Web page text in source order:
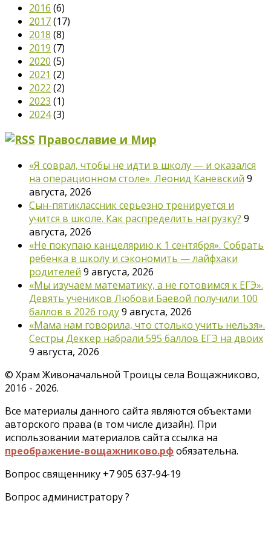
2016 (6)
2017(17)
2018 (8)
2019 (7)
2020 (5)
2021 (2)
2022 (2)
2023 (1)
2024(3)
Православие и Мир
«Я соврал, чтобы не идти в школу — и оказался
на операционном столе». Леонид Каневский 9
августа, 2026
Сын-пятиклассник серьезно тренируется и
учится в школе. Как распределить нагрузку? 9
августа, 2026
«Не покупаю канцелярию к 1 сентября». Собрать
ребенка в школу и сэкономить — лайфхаки
родителей 9 августа, 2026
«Мы изучаем математику, а не готовимся к ЕГЭ».
Девять учеников Любови Баевой получили 100
баллов в 2026 году9 августа, 2026
«Мама нам говорила, что столько учить нельзя».
Сестры Деккер набрали 595 баллов ЕГЭ на двоих
9 августа, 2026
© Храм Живоначальной Троицы села Вощажниково,
2016 - 2026.
Все материалы данного сайта являются объектами
авторского права (в том числе дизайн). При
использовании материалов сайта ссылка на
преображение-вощажниково.рфобязательна.
Вопрос священнику +7 905 637-94-19
Вопрос администратору ?